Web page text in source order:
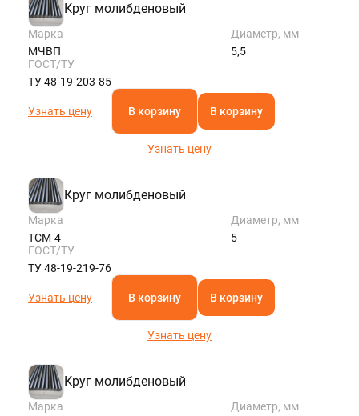
Круг молибденовый
Марка
МЧВП
Диаметр, мм
5,5
ГОСТ/ТУ
ТУ 48-19-203-85
Узнать цену В корзину В корзину
Узнать цену
Круг молибденовый
Марка
ТСМ-4
Диаметр, мм
5
ГОСТ/ТУ
ТУ 48-19-219-76
Узнать цену В корзину В корзину
Узнать цену
Круг молибденовый
Марка
Диаметр, мм